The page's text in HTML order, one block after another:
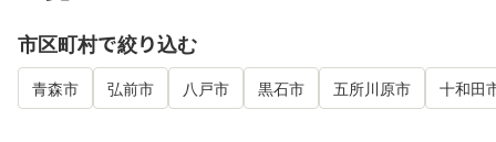
市区町村で絞り込む
青森市 弘前市 八戸市 黒石市 五所川原市 十和田